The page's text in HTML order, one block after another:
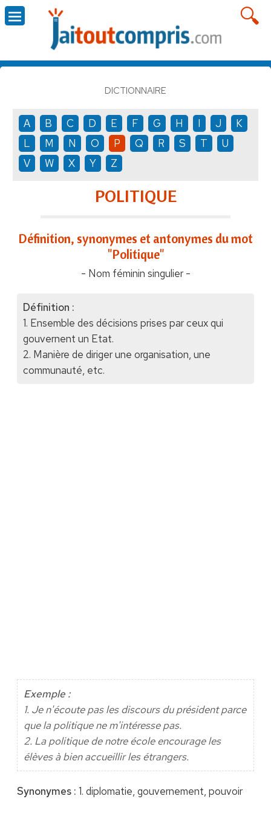
DICTIONNAIRE
A B C D E F G H I J
K
L
M N O P Q R S T
U
V
W X Y Z
POLITIQUE
Définition, synonymes et antonymes du mot
"Politique"
- Nom féminin singulier -
Définition :
1. Ensemble des décisions prises par ceux qui
gouvernent un Etat.
2. Manière de diriger une organisation, une
communauté, etc.
Exemple :
1. Je n'écoute pas les discours du président parce
que la politique ne m'intéresse pas.
2. La politique de notre école encourage les
élèves à bien accueillir les étrangers.
Synonymes : 1. diplomatie, gouvernement, pouvoir